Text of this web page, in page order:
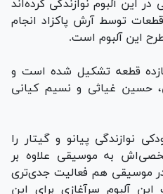
این آلبوم نوازندگی کرده‌اند
توسط آرش پاکزاد انجام
این آلبوم است.
قطعه تشکیل شده است و
حسین غیاثی و نسیم کیانی
نوازندگی پیانو و گیتار را
به موسیقی علاوه بر
موسیقی هم فعالیت جدی‌تری
آلبوم سرآغازی برای این